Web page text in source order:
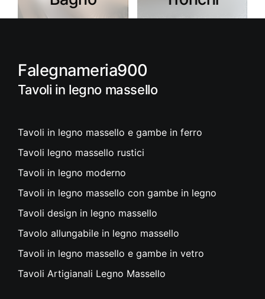
Falegnameria900
Tavoli in legno massello
Tavoli in legno massello e gambe in ferro
Tavoli legno massello rustici
Tavoli in legno moderno
Tavoli in legno massello con gambe in legno
Tavoli design in legno massello
Tavolo allungabile in legno massello
Tavoli in legno massello e gambe in vetro
Tavoli Artigianali Legno Massello